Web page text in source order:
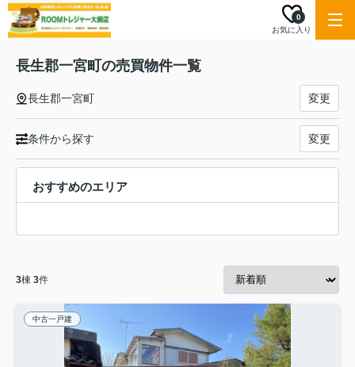
お気に入り
0
長生郡一宮町の売買物件一覧
長生郡一宮町 変更
条件から探す 変更
おすすめのエリア
3棟 3件
中古一戸建